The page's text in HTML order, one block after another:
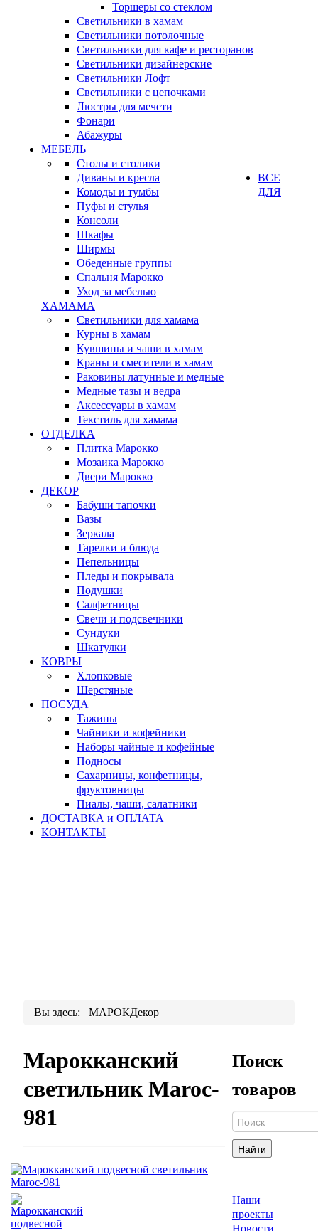
Торшеры со стеклом
Светильники в хамам
Светильники потолочные
Светильники для кафе и ресторанов
Светильники дизайнерские
Светильники Лофт
Светильники с цепочками
Люстры для мечети
Фонари
Абажуры
МЕБЕЛЬ
Столы и столики
Диваны и кресла
Комоды и тумбы
Пуфы и стулья
Консоли
Шкафы
Ширмы
Обеденные группы
Спальня Марокко
Уход за мебелью
ВСЕ
ДЛЯ
ХАМАМА
Светильники для хамама
Курны в хамам
Кувшины и чаши в хамам
Краны и смесители в хамам
Раковины латунные и медные
Медные тазы и ведра
Аксессуары в хамам
Текстиль для хамама
ОТДЕЛКА
Плитка Марокко
Мозаика Марокко
Двери Марокко
ДЕКОР
Бабуши тапочки
Вазы
Зеркала
Тарелки и блюда
Пепельницы
Пледы и покрывала
Подушки
Салфетницы
Свечи и подсвечники
Сундуки
Шкатулки
КОВРЫ
Хлопковые
Шерстяные
ПОСУДА
Тажины
Чайники и кофейники
Наборы чайные и кофейные
Подносы
Сахарницы, конфетницы,
фруктовницы
Пиалы, чаши, салатники
ДОСТАВКА и ОПЛАТА
КОНТАКТЫ
Вы здесь: МАРОКДекор
Марокканский
светильник Maroc-
981
Поиск
товаров
Найти
Наши
проекты
Новости